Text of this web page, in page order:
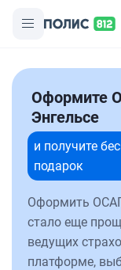
Оформите
Энгельсе
и получите
подарок
Оформить
стало еще
ведущих
платформе,